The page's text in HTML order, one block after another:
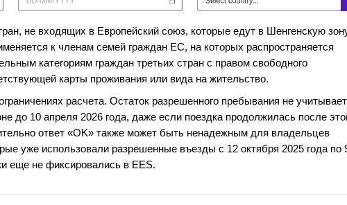
не входящих в Европейский союз, которые едут в Шенгенскую
к членам семей граждан ЕС, на которых распространяется
категориям граждан третьих стран с правом свободного
карты проживания или вида на жительство.
расчета. Остаток разрешенного пребывания не учитывает
до 10 апреля 2026 года, даже если поездка продолжилась после
ответ «OK» также может быть ненадежным для владельцев
уже использовали разрешенные въезды с 12 октября 2025 года по
еще не фиксировались в EES.